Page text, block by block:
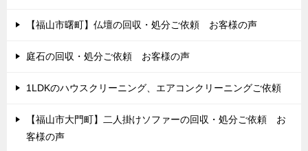
【福山市曙町】仏壇の回収・処分ご依頼 お客様の声
庭石の回収・処分ご依頼 お客様の声
1LDKのハウスクリーニング、エアコンクリーニングご依頼
【福山市大門町】二人掛けソファーの回収・処分ご依頼 お
客様の声